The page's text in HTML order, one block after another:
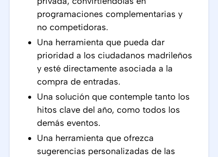
programaciones complementarias y
no competidoras.
Una herramienta que pueda dar
prioridad a los ciudadanos madrileños
y esté directamente asociada a la
compra de entradas.
Una solución que contemple tanto los
hitos clave del año, como todos los
demás eventos.
Una herramienta que ofrezca
sugerencias personalizadas de las